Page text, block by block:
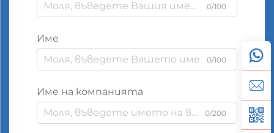
0/100
Име
0/100
Име на компанията
0/200